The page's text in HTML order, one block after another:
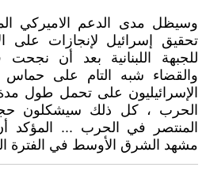
وسيظل مدى الدعم الاميركي
تحقيق إسرائيل لإنجازات على
للجبهة اللبنانية بعد أن
والقضاء شبه التام على
الإسرائيليون على تحمل طول
الحرب ، كل ذلك سيشكلون
المنتصر في الحرب ... المؤكد
مشهد الشرق الأوسط في الفترة